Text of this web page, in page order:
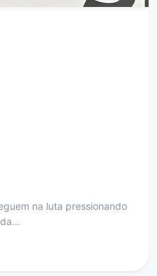
na luta pressionando